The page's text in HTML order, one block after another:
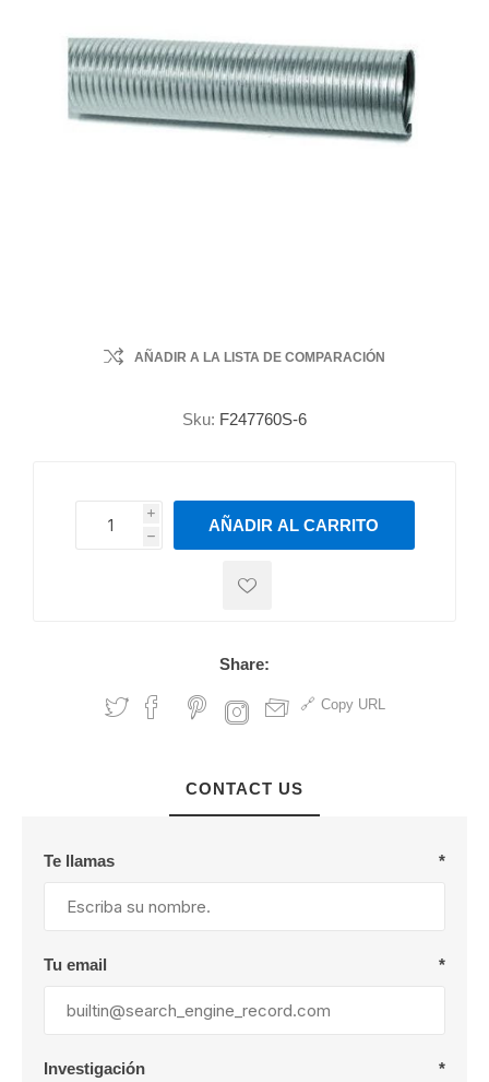
AÑADIR A LA LISTA DE COMPARACIÓN
Sku: F247760S-6
i
h
h
AÑADIR AL CARRITO
Share:
Copy URL
CONTACT US
Te llamas *
Tu email *
Investigación *